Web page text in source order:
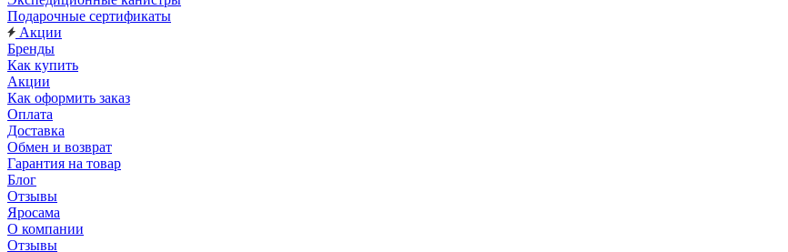
Подарочные сертификаты
Акции
Бренды
Как купить
Акции
Как оформить заказ
Оплата
Доставка
Обмен и возврат
Гарантия на товар
Блог
Отзывы
Яросама
О компании
Отзывы